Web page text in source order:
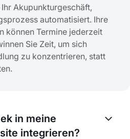
Akupunkturgeschäft,
automatisiert. Ihre
können Termine jederzeit
Sie Zeit, um sich
zu konzentrieren, statt
in meine
integrieren?